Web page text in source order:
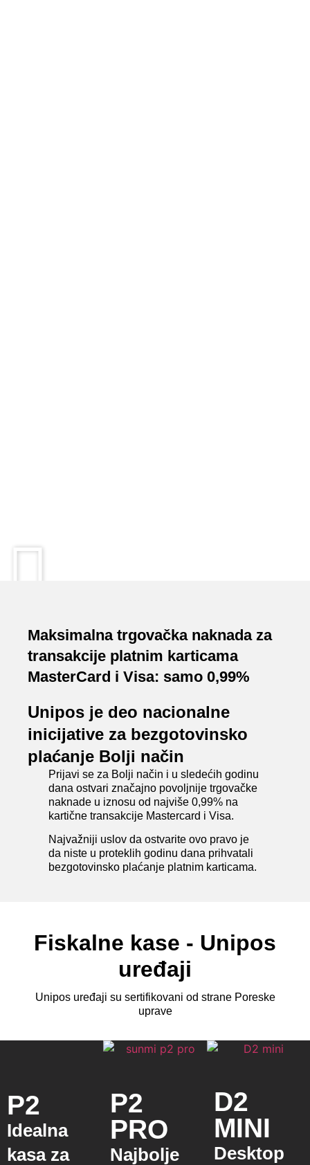
Maksimalna trgovačka naknada za
transakcije platnim karticama
MasterCard i Visa: samo 0,99%
Unipos je deo nacionalne
inicijative za bezgotovinsko
plaćanje Bolji način
Prijavi se za Bolji način i u sledećih godinu
dana ostvari značajno povoljnije trgovačke
naknade u iznosu od najviše 0,99% na
kartične transakcije Mastercard i Visa.
Najvažniji uslov da ostvarite ovo pravo je
da niste u proteklih godinu dana prihvatali
bezgotovinsko plaćanje platnim karticama.
Fiskalne kase - Unipos
uređaji
Unipos uređaji su sertifikovani od strane Poreske
uprave
P2
Idealna
kasa za
P2
PRO
Najbolje
D2
MINI
Desktop